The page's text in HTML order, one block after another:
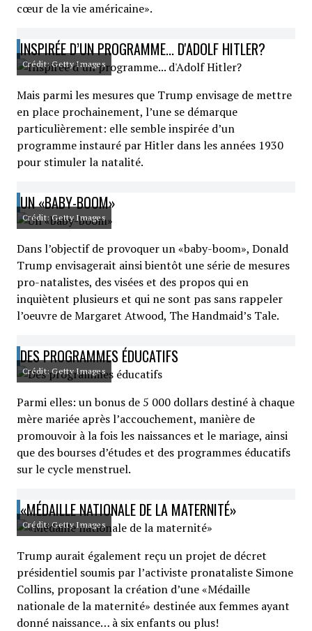
cœur de la vie américaine».
INSPIRÉE D’UN PROGRAMME... D'ADOLF HITLER?
Crédit: Getty Images
Mais parmi les mesures que Trump envisage de mettre
en place prochainement, l’une se démarque
particulièrement: elle semble inspirée d’un
programme instauré par Hitler dans les années 1930
pour stimuler la natalité.
UN «BABY-BOOM»
Crédit: Getty Images
Dans l’objectif de provoquer un «baby-boom», Donald
Trump envisagerait ainsi bientôt une série de mesures
pro-natalistes, des visées et des propos qui en
inquiètent plusieurs et qui ne sont pas sans rappeler
l’oeuvre de Margaret Atwood, The Handmaid’s Tale.
DES PROGRAMMES ÉDUCATIFS
Crédit: Getty Images
Parmi elles: un bonus de 5 000 dollars destiné à chaque
mère mariée après l’accouchement, manière de
promouvoir à la fois les naissances et le mariage, ainsi
que des bourses d’études et des programmes éducatifs
sur le cycle menstruel.
«MÉDAILLE NATIONALE DE LA MATERNITÉ»
Crédit: Getty Images
Trump aurait également reçu un projet de décret
présidentiel soumis par l’activiste pronataliste Simone
Collins, proposant la création d’une «Médaille
nationale de la maternité» destinée aux femmes ayant
donné naissance… à six enfants ou plus!